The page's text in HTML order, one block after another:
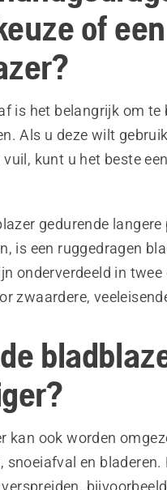
of
is het belangrijk om
Als u deze wilt
vuil, kunt u het beste
gedurende
is een ruggedragen
onderverdeeld in
zwaardere,
kan ook worden
snoeiafval en